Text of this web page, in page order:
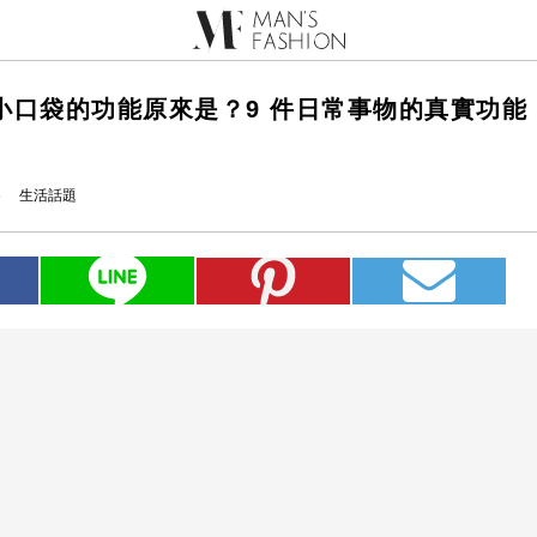
口袋的功能原來是？9 件日常事物的真實功能
生活話題